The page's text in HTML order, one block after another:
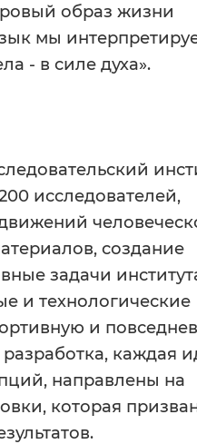
образ жизни
мы
- в силе духа».
исследователей,
создание
задачи
и технологические
и
каждая
направлены на
которая